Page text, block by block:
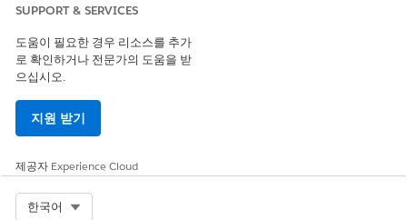
이 기사를 통해 문제를 해결했습니까?
개선을 위한 의견을 보내주세요.
SUPPORT & SERVICES
도움이 필요한 경우 리소스를 추가
로 확인하거나 전문가의 도움을 받
으십시오.
지원 받기
제공자 Experience Cloud
한국어